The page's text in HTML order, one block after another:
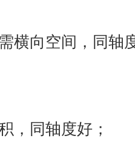
横向空间，同轴
，同轴度好；